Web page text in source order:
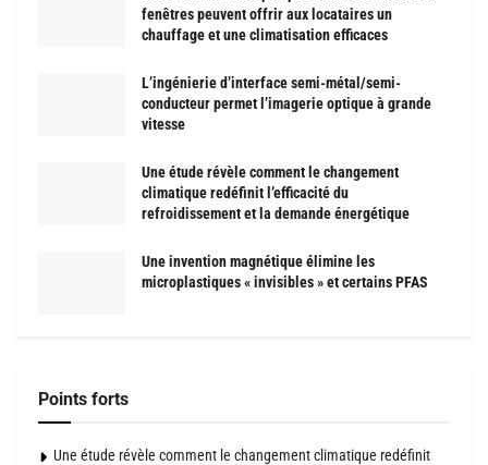
fenêtres peuvent offrir aux locataires un
chauffage et une climatisation efficaces
L’ingénierie d’interface semi-métal/semi-
conducteur permet l’imagerie optique à grande
vitesse
Une étude révèle comment le changement
climatique redéfinit l’efficacité du
refroidissement et la demande énergétique
Une invention magnétique élimine les
microplastiques « invisibles » et certains PFAS
Points forts
Une étude révèle comment le changement climatique redéfinit